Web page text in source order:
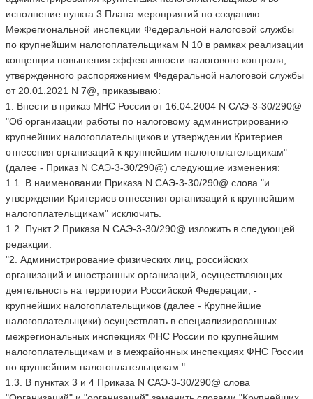
исполнение пункта 3 Плана мероприятий по созданию
Межрегиональной инспекции Федеральной налоговой службы
по крупнейшим налогоплательщикам N 10 в рамках реализации
концепции повышения эффективности налогового контроля,
утвержденного распоряжением Федеральной налоговой службы
от 20.01.2021 N 7@, приказываю:
1. Внести в приказ МНС России от 16.04.2004 N САЭ-3-30/290@
"Об организации работы по налоговому администрированию
крупнейших налогоплательщиков и утверждении Критериев
отнесения организаций к крупнейшим налогоплательщикам"
(далее - Приказ N САЭ-3-30/290@) следующие изменения:
1.1. В наименовании Приказа N САЭ-3-30/290@ слова "и
утверждении Критериев отнесения организаций к крупнейшим
налогоплательщикам" исключить.
1.2. Пункт 2 Приказа N САЭ-3-30/290@ изложить в следующей
редакции:
"2. Администрирование физических лиц, российских
организаций и иностранных организаций, осуществляющих
деятельность на территории Российской Федерации, -
крупнейших налогоплательщиков (далее - Крупнейшие
налогоплательщики) осуществлять в специализированных
межрегиональных инспекциях ФНС России по крупнейшим
налогоплательщикам и в межрайонных инспекциях ФНС России
по крупнейшим налогоплательщикам.".
1.3. В пунктах 3 и 4 Приказа N САЭ-3-30/290@ слова